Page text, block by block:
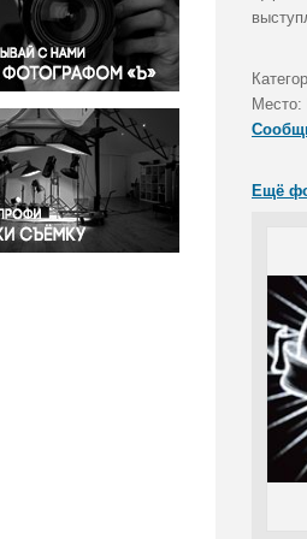
и конфликты
жизнь
и бизнес
Место:
Ещё